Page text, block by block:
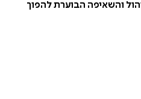
והשאיפה הבוערת להפוך